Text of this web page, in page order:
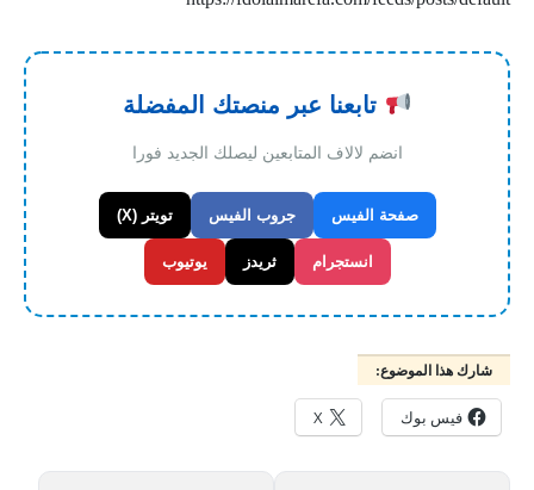
تابعنا عبر منصتك المفضلة
انضم لالاف المتابعين ليصلك الجديد فورا
صفحة الفيس جروب الفيس تويتر (X)
انستجرام ثريدز يوتيوب
شارك هذا الموضوع:
فيس بوك X